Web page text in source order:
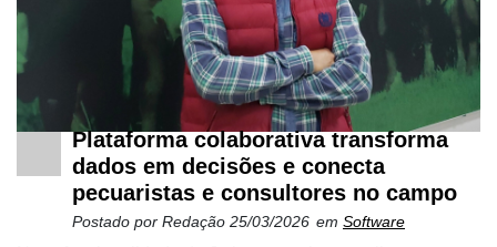
Plataforma colaborativa transforma
dados em decisões e conecta
pecuaristas e consultores no campo
Postado por Redação 25/03/2026 em Software